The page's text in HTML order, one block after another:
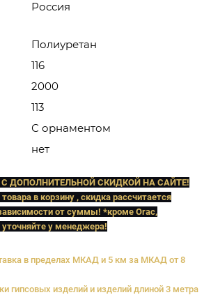
Россия
Полиуретан
116
2000
113
С орнаментом
нет
C ДОПОЛНИТЕЛЬНОЙ СКИДКОЙ НА САЙТЕ!
в корзину , скидка рассчитается
от суммы! *кроме Orac,
уточняйте у менеджера!
в пределах МКАД и 5 км за МКАД от 8
гипсовых изделий и изделий длиной 3 метра